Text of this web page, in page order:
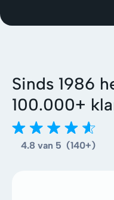
Sinds 1986
100.000+
4.8 van 5 (140+)